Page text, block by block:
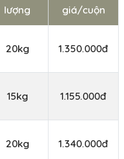
lượng
giá/cuộn
20kg 1.350.000đ
15kg 1.155.000đ
20kg 1.340.000đ